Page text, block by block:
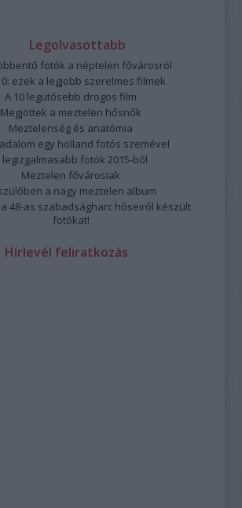
Legolvasottabb
fotók a néptelen fővárosról
ezek a legjobb szerelmes filmek
A 10 legütősebb drogos film
Megjöttek a meztelen hősnők
Meztelenség és anatómia
egy holland fotós szemével
legizgalmasabb fotók 2015-ből
Meztelen fővárosiak
a nagy meztelen album
48-as szabadságharc hőseiről készült
fotókat!
Hírlevél feliratkozás